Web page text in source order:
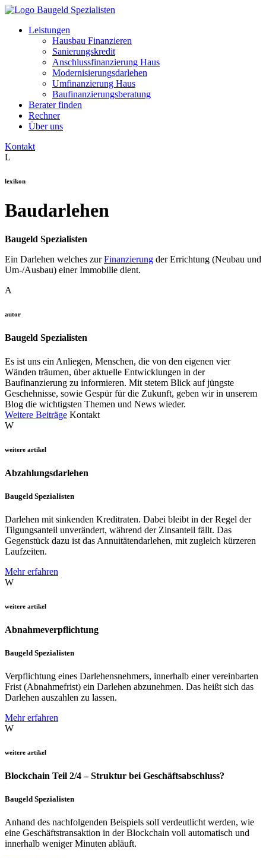
Leistungen
Hausbau Finanzieren
Sanierungskredit
Anschlussfinanzierung Haus
Modernisierungsdarlehen
Umfinanzierung Haus
Baufinanzierungsberatung
Berater finden
Rechner
Über uns
Kontakt
L
lexikon
Baudarlehen
Baugeld Spezialisten
Ein Darlehen welches zurFinanzierung der Errichtung (Neubau und
Um-/Ausbau) einer Immobilie dient.
A
autor
Baugeld Spezialisten
Es ist uns ein Anliegen, Menschen, die von den eigenen vier
Wänden träumen, über aktuelle Entwicklungen in der
Baufinanzierung zu informieren. Mit stetem Blick auf jüngste
Geschehnisse, sowie Gespür für die Zukunft, geben wir in unserem
Blog die wichtigsten Themen und News wieder.
Weitere Beiträge Kontakt
W
weitere artikel
Abzahlungsdarlehen
Baugeld Spezialisten
Darlehen mit sinkenden Kreditraten. Dabei bleibt in der Regel der
Tilgungsanteil unverändert, während der Zinsanteil fällt. Das
Gegenstück dazu ist das Annuitätendarlehen, mit zugleich kürzeren
Laufzeiten.
Mehr erfahren
W
weitere artikel
Abnahmeverpflichtung
Baugeld Spezialisten
Verpflichtung eines Darlehensnehmers, innerhalb einer vereinbarten
Frist (Abnahmefrist) ein Darlehen abzunehmen. Das heißt sich das
Darlehen auszahlen zu lassen.
Mehr erfahren
W
weitere artikel
Blockchain Teil 2/4 – Struktur bei Geschäftsabschluss?
Baugeld Spezialisten
Anhand des nachfolgenden Beispiels soll verdeutlicht werden, wie
eine Geschäftstransaktion in der Blockchain voll automatisch und
innerhalb weniger Minuten abläuft.